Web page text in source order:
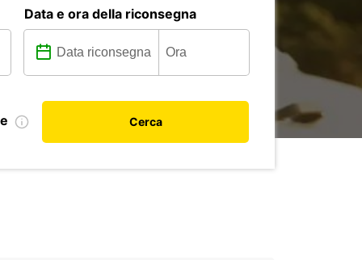
Data e ora della riconsegna
Cerca